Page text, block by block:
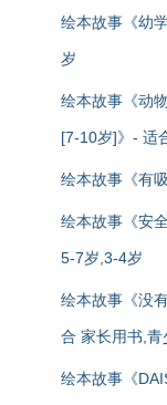
绘本故事《幼
岁
绘本故事《动
[7-10岁]》- 适
绘本故事《有
绘本故事《安
5-7岁,3-4岁
绘本故事《没
合 家长用书,青
绘本故事《